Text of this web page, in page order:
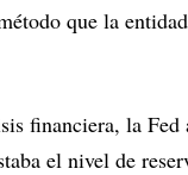
que la
financiera, la
el nivel de